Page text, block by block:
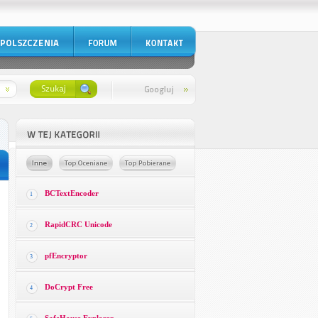
1 BCTextEncoder
2 RapidCRC Unicode
3 pfEncryptor
4 DoCrypt Free